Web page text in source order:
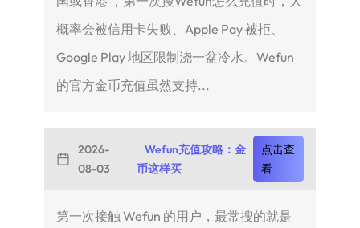
概率会被信用卡失败、Apple Pay 被拒、
Google Play 地区限制浇一盆冷水。Wefun
的官方金币充值虽然支持...
2026-
08-03
Wefun充值攻略：金
币这样买
点击查
看
第一次接触 Wefun 的用户，最常搜的就是